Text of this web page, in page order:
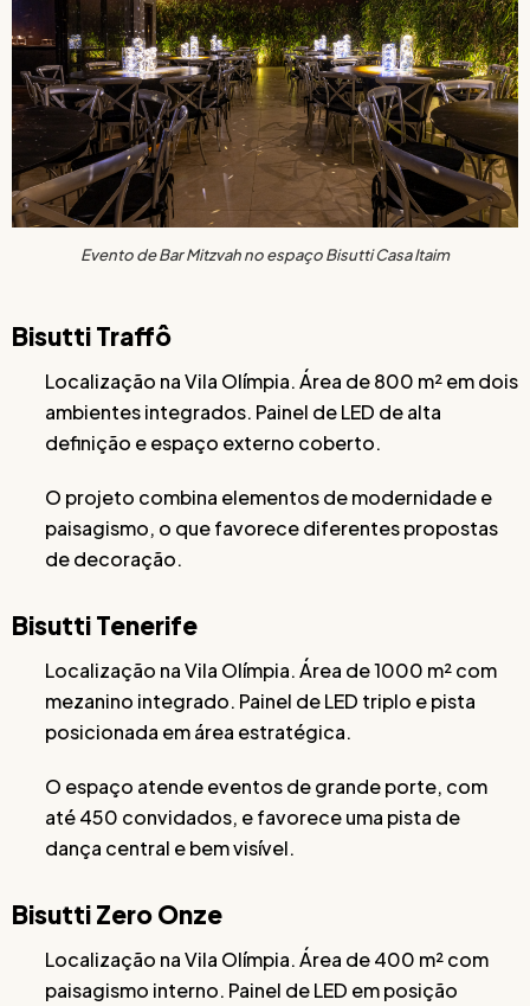
Evento de Bar Mitzvah no espaço Bisutti Casa Itaim
Bisutti Traffô
Localização na Vila Olímpia. Área de 800 m² em dois
ambientes integrados. Painel de LED de alta
definição e espaço externo coberto.
O projeto combina elementos de modernidade e
paisagismo, o que favorece diferentes propostas
de decoração.
Bisutti Tenerife
Localização na Vila Olímpia. Área de 1000 m² com
mezanino integrado. Painel de LED triplo e pista
posicionada em área estratégica.
O espaço atende eventos de grande porte, com
até 450 convidados, e favorece uma pista de
dança central e bem visível.
Bisutti Zero Onze
Localização na Vila Olímpia. Área de 400 m² com
paisagismo interno. Painel de LED em posição